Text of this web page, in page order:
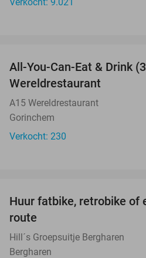
All-You-Can-Eat & Drink
Wereldrestaurant
A15 Wereldrestaurant
Gorinchem
Verkocht: 230
Huur fatbike, retrobike of
route
Hill´s Groepsuitje Bergharen
Bergharen